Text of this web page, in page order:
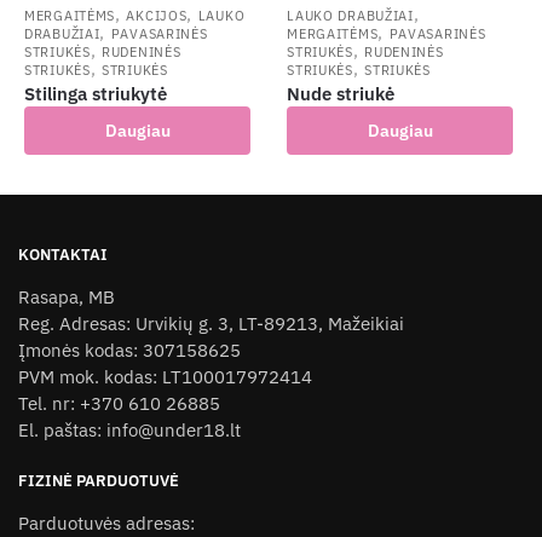
the
product
page
MERGAITĖMS,AKCIJOS, LAUKO
DRABUŽIAI, PAVASARINĖS
STRIUKĖS, RUDENINĖS
STRIUKĖS,STRIUKĖS
Stilinga striukytė
Daugiau
LAUKO DRABUŽIAI,
MERGAITĖMS, PAVASARINĖS
STRIUKĖS, RUDENINĖS
STRIUKĖS,STRIUKĖS
Nude striukė
Daugiau
KONTAKTAI
Rasapa, MB
Reg. Adresas: Urvikių g. 3, LT-89213, Mažeikiai
Įmonės kodas: 307158625
PVM mok. kodas: LT100017972414
Tel. nr: +370 610 26885
El. paštas: info@under18.lt
FIZINĖ PARDUOTUVĖ
Parduotuvės adresas: